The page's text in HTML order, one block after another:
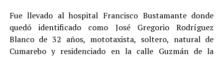
Fue llevado al hospital Francisco Bustamante donde
quedó identificado como José Gregorio Rodríguez
Blanco de 32 años, mototaxista, soltero, natural de
Cumarebo y residenciado en la calle Guzmán de la